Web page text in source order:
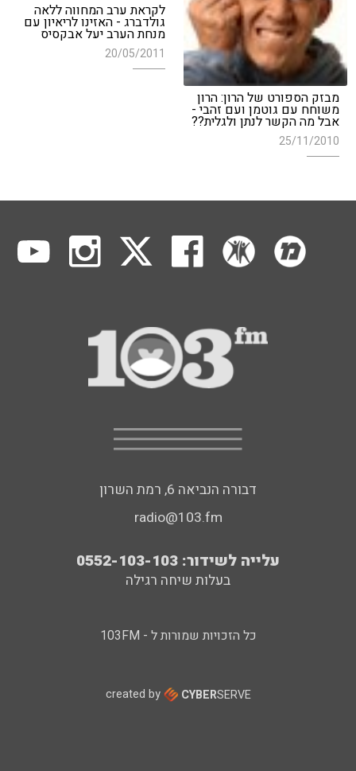
לקראת ערב המחווה ללאה
גולדברג - האזינו לריאיון עם
מנחת הערב יעל אבקסיס
20/05/2011
מבזק הספורט של הרון: הרון
משוחח עם גוטמן ועם זהבי -
אבל מה הקשר לנתן ולגלית??
25/11/2010
דבורה הנביאה 6, רמת השרון
radio@103.fm
עלייה לשידור: 0552-103-103
בעלות שיחה רגילה
כל הזכויות שמורות ל - 103FM
created by CYBERSERVE